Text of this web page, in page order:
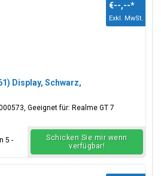
Display, Schwarz,
Geeignet für: Realme GT 7
€--,--*
Exkl. MwSt.
5 -
Schicken Sie mir wenn
verfügbar!